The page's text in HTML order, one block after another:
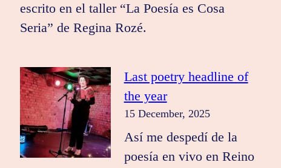
escrito en el taller “La Poesía es Cosa
Seria” de Regina Rozé.
Last poetry headline of
the year
15 December, 2025
Así me despedí de la
poesía en vivo en Reino